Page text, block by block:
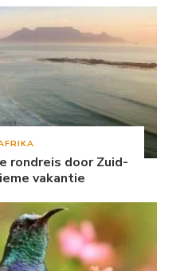
rondreis door Zuid-
vakantie